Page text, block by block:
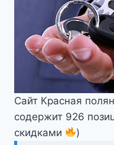
Сайт Красная
содержит 926
скидками
)